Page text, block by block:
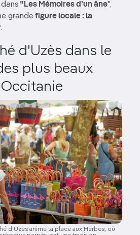
"Les Mémoires d’un âne",
grandefigure locale : la
.
d'Uzès dans le
plus beaux
d'Uzès anime la place aux Herbes, où